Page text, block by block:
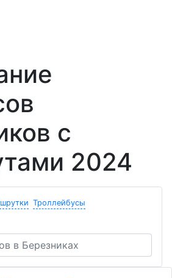
с
2024
Троллейбусы